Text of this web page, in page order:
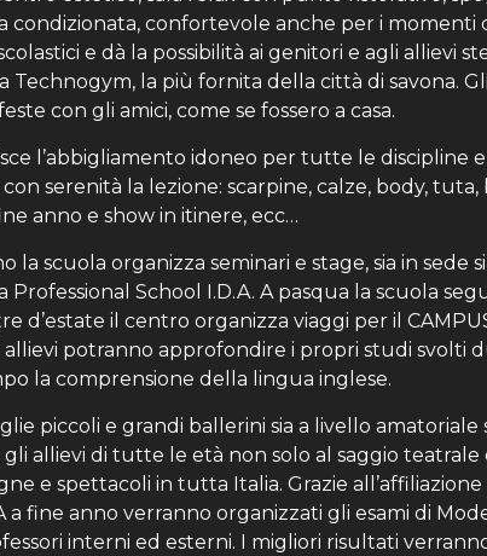
condizionata, confortevole anche per i momenti
e dà la possibilità ai genitori e agli allievi
Technogym, la più fornita della città di savona.
con gli amici, come se fossero a casa.
l’abbigliamento idoneo per tutte le discipline
serenità la lezione: scarpine, calze, body, tuta,
anno e show in itinere, ecc…
la scuola organizza seminari e stage, sia in sede
Professional School I.D.A. A pasqua la scuola
d’estate il centro organizza viaggi per il
allievi potranno approfondire i propri studi svolti
la comprensione della lingua inglese.
piccoli e grandi ballerini sia a livello amatoriale
allievi di tutte le età non solo al saggio teatrale
e spettacoli in tutta Italia. Grazie
a fine anno verranno organizzati gli esami di
interni ed esterni. I migliori risultati